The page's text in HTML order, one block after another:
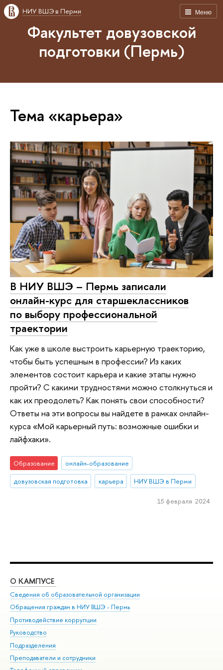
Меню
НИУ ВШЭ в Перми
Факультет довузовской
подготовки (Пермь)
Тема «карьера»
В НИУ ВШЭ – Пермь записали
онлайн-курс для старшеклассников
по выбору профессиональной
траектории
Как уже в школе выстроить карьерную траекторию,
чтобы быть успешным в профессии? Из каких
элементов состоит карьера и какие этапы нужно
пройти? С какими трудностями можно столкнуться и
как их преодолеть? Как понять свои способности?
Ответы на эти вопросы вы найдете в рамках онлайн-
курса «Мой карьерный путь: возможные ошибки и
лайфхаки».
Образование
онлайн-образование
довузовская подготовка
карьера НИУ ВШЭ в Перми
15 февраля 2024
О КАМПУСЕ
Сведения об образовательной организации
Обращения граждан в НИУ ВШЭ - Пермь
Противодействие коррупции
Руководство
Подразделения
Преподаватели и сотрудники